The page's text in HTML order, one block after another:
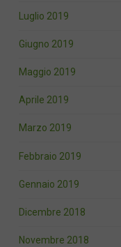
Luglio 2019
Giugno 2019
Maggio 2019
Aprile 2019
Marzo 2019
Febbraio 2019
Gennaio 2019
Dicembre 2018
Novembre 2018